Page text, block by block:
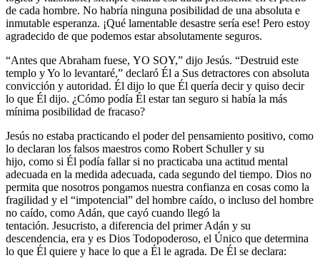
de cada hombre. No habría ninguna posibilidad de una absoluta e
inmutable esperanza. ¡Qué lamentable desastre sería ese! Pero estoy
agradecido de que podemos estar absolutamente seguros.
“Antes que Abraham fuese, YO SOY,” dijo Jesús. “Destruid este
templo y Yo lo levantaré,” declaró Él a Sus detractores con absoluta
convicción y autoridad. Él dijo lo que Él quería decir y quiso decir
lo que Él dijo. ¿Cómo podía Él estar tan seguro si había la más
mínima posibilidad de fracaso?
Jesús no estaba practicando el poder del pensamiento positivo, como
lo declaran los falsos maestros como Robert Schuller y su
hijo, como si Él podía fallar si no practicaba una actitud mental
adecuada en la medida adecuada, cada segundo del tiempo. Dios no
permita que nosotros pongamos nuestra confianza en cosas como la
fragilidad y el “impotencial” del hombre caído, o incluso del hombre
no caído, como Adán, que cayó cuando llegó la
tentación. Jesucristo, a diferencia del primer Adán y su
descendencia, era y es Dios Todopoderoso, el Único que determina
lo que Él quiere y hace lo que a Él le agrada. De Él se declara: